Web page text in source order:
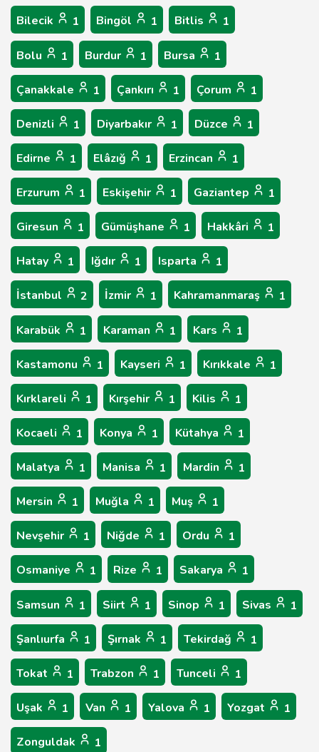
Bilecik 1 Bingöl 1 Bitlis 1
Bolu 1 Burdur 1 Bursa 1
Çanakkale 1 Çankırı 1 Çorum 1
Denizli 1 Diyarbakır 1 Düzce 1
Edirne 1 Elâzığ 1 Erzincan 1
Erzurum 1 Eskişehir 1 Gaziantep 1
Giresun 1 Gümüşhane 1 Hakkâri 1
Hatay 1 Iğdır 1 Isparta 1
İstanbul 2 İzmir 1 Kahramanmaraş 1
Karabük 1 Karaman 1 Kars 1
Kastamonu 1 Kayseri 1 Kırıkkale 1
Kırklareli 1 Kırşehir 1 Kilis 1
Kocaeli 1 Konya 1 Kütahya 1
Malatya 1 Manisa 1 Mardin 1
Mersin 1 Muğla 1 Muş 1
Nevşehir 1 Niğde 1 Ordu 1
Osmaniye 1 Rize 1 Sakarya 1
Samsun 1 Siirt 1 Sinop 1 Sivas 1
Şanlıurfa 1 Şırnak 1 Tekirdağ 1
Tokat 1 Trabzon 1 Tunceli 1
Uşak 1 Van 1 Yalova 1 Yozgat 1
Zonguldak 1